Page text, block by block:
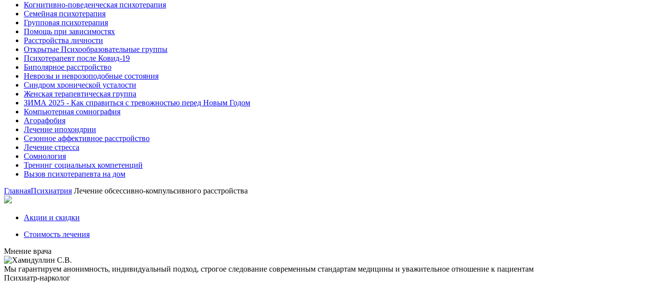
Когнитивно-поведенческая психотерапия
Семейная психотерапия
Групповая психотерапия
Помощь при зависимостях
Расстройства личности
Открытые Психообразовательные группы
Психотерапевт после Ковид-19
Биполярное расстройство
Неврозы и неврозоподобные состояния
Синдром хронической усталости
Женская терапевтическая группа
ЗИМА 2025 - Как справиться с тревожностью перед Новым Годом
Компьютерная сомнография
Агорафобия
Лечение ипохондрии
Сезонное аффективное расстройство
Лечение стресса
Сомнология
Тренинг социальных компетенций
Вызов психотерапевта на дом
ГлавнаяПсихиатрия Лечение обсессивно-компульсивного расстройства
Акции и скидки
Стоимость лечения
Мнение врача
Мы гарантируем анонимность, индивидуальный подход, строгое следование современным стандартам медицины и уважительное отношение к пациентам
Психиатр-нарколог